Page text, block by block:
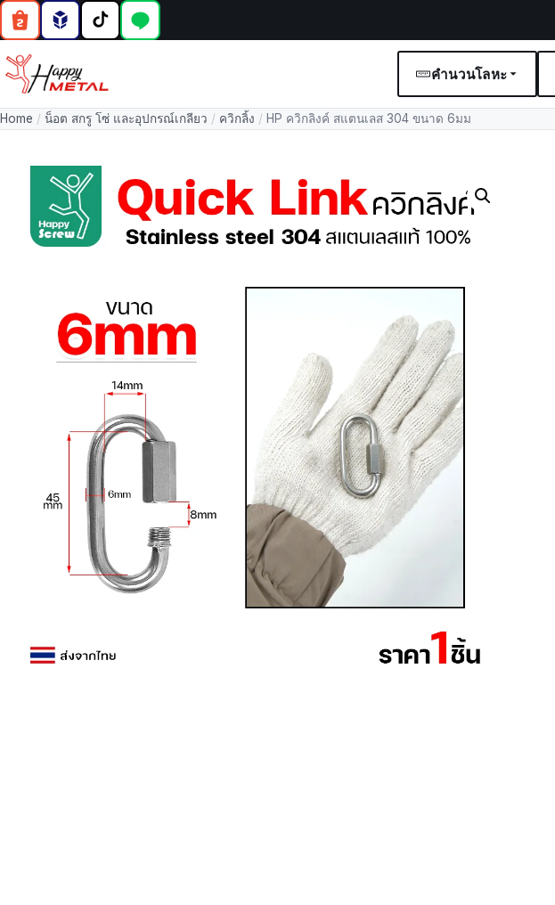
คำนวนโลหะ
Home / น็อต สกรู โซ่ และอุปกรณ์เกลียว / ควิกลิ้ง / HP ควิกลิงค์ สแตนเลส 304 ขนาด 6มม